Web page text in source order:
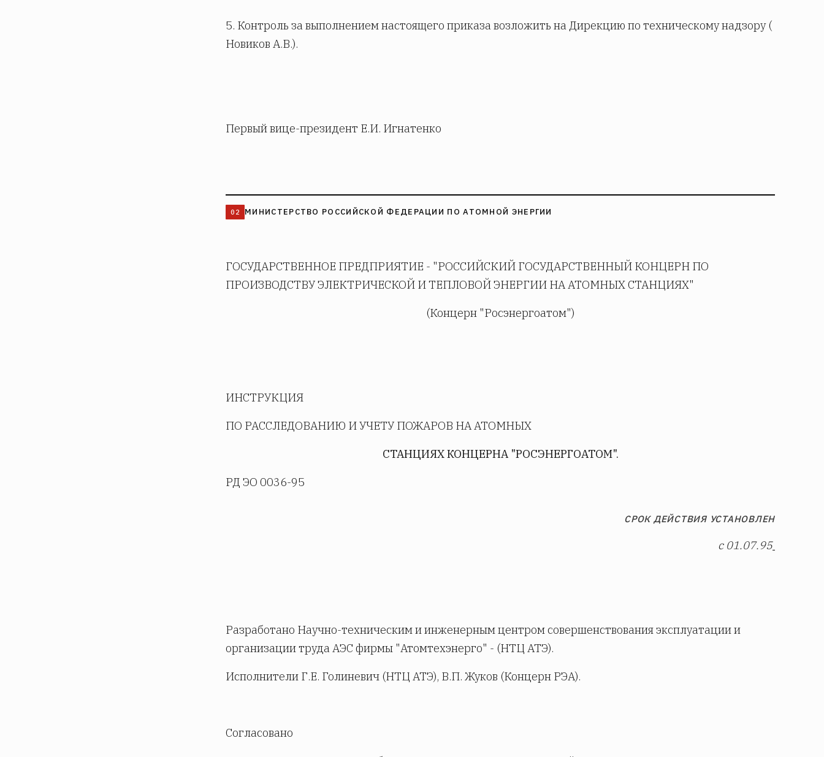
5. Контроль за выполнением настоящего приказа возложить на Дирекцию по техническому надзору (
Новиков А.В.).
Первый вице-президент Е.И. Игнатенко
МИНИСТЕРСТВО РОССИЙСКОЙ ФЕДЕРАЦИИ ПО АТОМНОЙ ЭНЕРГИИ
ГОСУДАРСТВЕННОЕ ПРЕДПРИЯТИЕ - "РОССИЙСКИЙ ГОСУДАРСТВЕННЫЙ КОНЦЕРН ПО
ПРОИЗВОДСТВУ ЭЛЕКТРИЧЕСКОЙ И ТЕПЛОВОЙ ЭНЕРГИИ НА АТОМНЫХ СТАНЦИЯХ"
(Концерн "Росэнергоатом")
ИНСТРУКЦИЯ
ПО РАССЛЕДОВАНИЮ И УЧЕТУ ПОЖАРОВ НА АТОМНЫХ
СТАНЦИЯХ КОНЦЕРНА "РОСЭНЕРГОАТОМ".
РД ЭО 0036-95
СРОК ДЕЙСТВИЯ УСТАНОВЛЕН
с 01.07.95
Разработано Научно-техническим и инженерным центром совершенствования эксплуатации и
организации труда АЭС фирмы "Атомтехэнерго" - (НТЦ АТЭ).
Исполнители Г.Е. Голиневич (НТЦ АТЭ), В.П. Жуков (Концерн РЭА).
Согласовано